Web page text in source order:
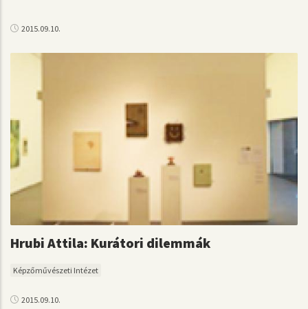
2015.09.10.
Hrubi Attila: Kurátori dilemmák
Képzőművészeti Intézet
2015.09.10.